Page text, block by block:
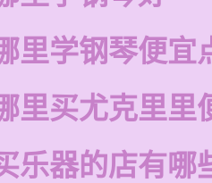
里学钢琴便宜
里买尤克里里
乐器的店有哪